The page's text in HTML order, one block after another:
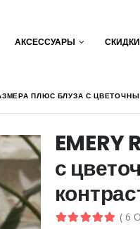
АКСЕССУАРЫ
РАЗМЕРА ПЛЮС БЛУЗА С
EMERY
с
( 6